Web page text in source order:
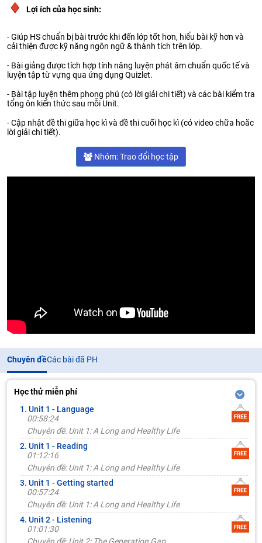
Lợi ích của học sinh:
- Giúp HS chuẩn bị bài trước khi đến lớp tốt hơn, hiểu bài kỹ hơn và
cải thiện được kỹ năng ngôn ngữ & thành tích trên lớp.
- Bài giảng được tích hợp tính năng luyện phát âm chuẩn quốc tế và
luyện tập từ vựng qua ứng dụng Quizlet.
- Bài tập luyện thêm phong phú (có lời giải chi tiết) và các bài kiểm tra
tổng ôn kiến thức sau mỗi Unit.
- Cập nhật đề thi giữa học kì và đề thi cuối học kì (có video chữa hoăc
lời giải chi tiết).
Nhóm: Trao đổi học tập
Chuyên đềCác bài đã PH
Học thử miễn phí
1. Unit 1 - Language
00:58:24
Chuyên đề: Unit 1: A Long and Healthy Life
2. Unit 1 - Reading
01:12:16
Chuyên đề: Unit 1: A Long and Healthy Life
3. Unit 1 - Getting started
00:57:24
Chuyên đề: Unit 1: A Long and Healthy Life
4. Unit 2 - Listening
01:01:30
Chuyên đề: Unit 2: The Generation Gap